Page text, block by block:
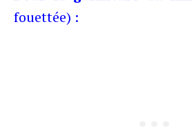
fouettée) :